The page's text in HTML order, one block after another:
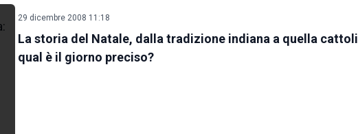
29 dicembre 2008 11:18
La storia del Natale, dalla tradizione indiana a quella
qual è il giorno preciso?